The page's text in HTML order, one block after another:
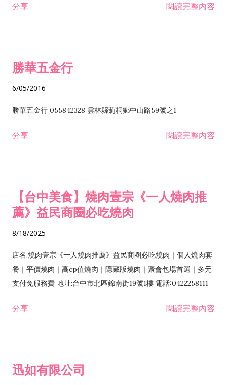
分享 閱讀完整內容
勝華五金行
6/05/2016
勝華五金行 055842328 雲林縣莿桐鄉中山路59號之1
分享 閱讀完整內容
【台中美食】燒肉壹宗《一人燒肉推
薦》益民商圈必吃燒肉
8/18/2025
店名:燒肉壹宗《一人燒肉推薦》益民商圈必吃燒肉｜個人燒肉套
餐｜平價燒肉｜高cp值燒肉｜隱藏版燒肉｜聚會包場首選｜多元
支付免服務費 地址:台中市北區錦南街19號1樓 電話:0422258111
分享 閱讀完整內容
迅如有限公司